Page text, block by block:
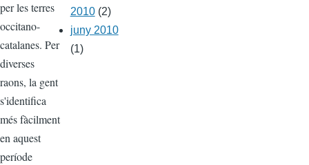
per les terres
occitano-
catalanes. Per
diverses
raons, la gent
s'identifica
més fàcilment
en aquest
període
2010(2)
juny 2010
(1)